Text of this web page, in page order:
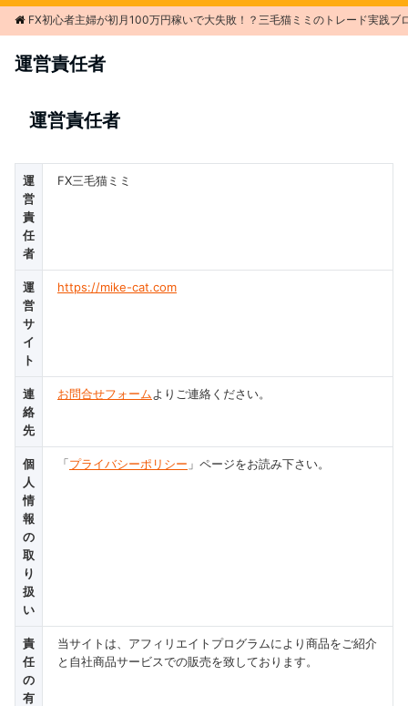
FX初心者主婦が初月100万円稼いで大失敗！？三毛猫ミミのトレード実践ブ
運営責任者
運営責任者
運
営
責
任
者
FX三毛猫ミミ
運
営
サ
イ
ト
https://mike-cat.com
連
絡
先
お問合せフォームよりご連絡ください。
個
人
情
報
の
取
り
扱
い
「プライバシーポリシー 」ページをお読み下さい。
責
任
の
有
当サイトは、アフィリエイトプログラムにより商品をご紹介
と自社商品サービスでの販売を致しております。